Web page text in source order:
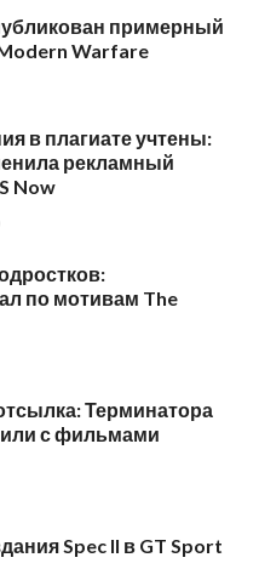
примерный
Warfare
в плагиате учтены:
рекламный
Now
по мотивам The
Терминатора
с фильмами
Spec II в GT Sport